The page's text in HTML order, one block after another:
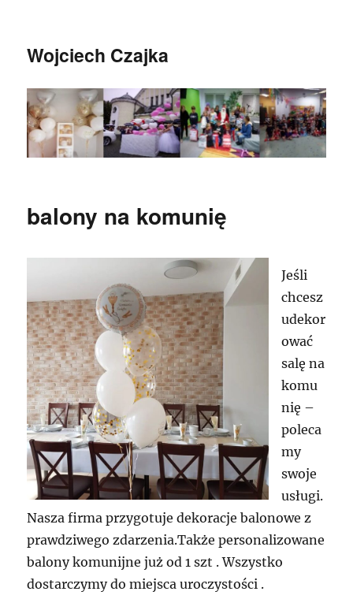
Wojciech Czajka
balony na komunię
Jeśli
chcesz
udekor
ować
salę na
komu
nię –
poleca
my
swoje
usługi.
Nasza firma przygotuje dekoracje balonowe z
prawdziwego zdarzenia.Także personalizowane
balony komunijne już od 1 szt . Wszystko
dostarczymy do miejsca uroczystości .